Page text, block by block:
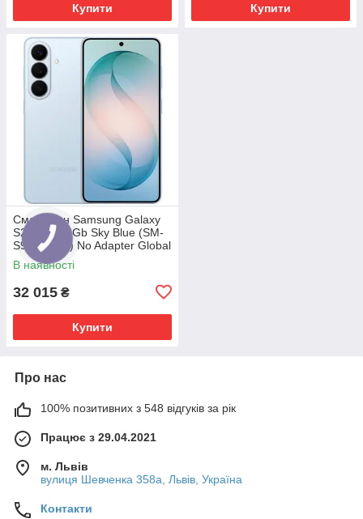
Купити Купити
Смартфон Samsung Galaxy
S26 12/256Gb Sky Blue (SM-
S942BLBG) No Adapter Global
version
В наявності
32 015 ₴
Купити
Про нас
100% позитивних з 548 відгуків за рік
Працює з 29.04.2021
м. Львів
вулиця Шевченка 358а, Львів, Україна
Контакти